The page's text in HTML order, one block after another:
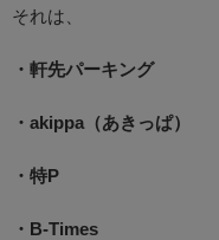
それは、
・軒先パーキング
・akippa（あきっぱ）
・特P
・B-Times